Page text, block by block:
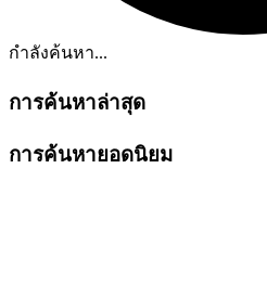
กำลังค้นหา...
การค้นหาล่าสุด
การค้นหายอดนิยม